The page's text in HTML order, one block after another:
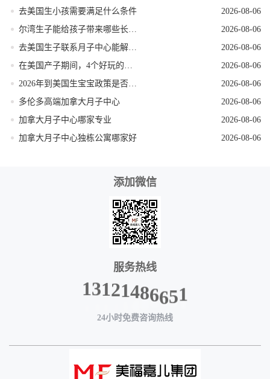
去美国生小孩需要满足什么条件
2026-08-06
2026-08-06
2026-08-06
2026-08-06
2026-08-06
多伦多高端加拿大月子中心
2026-08-06
加拿大月子中心哪家专业
2026-08-06
加拿大月子中心独栋公寓哪家好
2026-08-06
添加微信
服务热线
13121486651
24小时免费咨询热线